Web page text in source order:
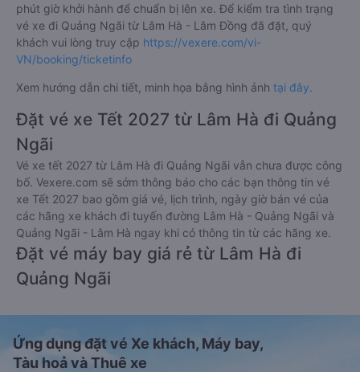
phút giờ khởi hành để chuẩn bị lên xe. Để kiểm tra tình trạng
vé xe đi Quảng Ngãi từ Lâm Hà - Lâm Đồng đã đặt, quý
khách vui lòng truy cập https://vexere.com/vi-
VN/booking/ticketinfo
Xem hướng dẫn chi tiết, minh họa bằng hình ảnh tại đây.
Đặt vé xe Tết 2027 từ Lâm Hà đi Quảng
Ngãi
Vé xe tết 2027 từ Lâm Hà đi Quảng Ngãi vẫn chưa được công
bố. Vexere.com sẽ sớm thông báo cho các bạn thông tin vé
xe Tết 2027 bao gồm giá vé, lịch trình, ngày giờ bán vé của
các hãng xe khách đi tuyến đường Lâm Hà - Quảng Ngãi và
Quảng Ngãi - Lâm Hà ngay khi có thông tin từ các hãng xe.
Đặt vé máy bay giá rẻ từ Lâm Hà đi
Quảng Ngãi
Ứng dụng đặt vé Xe khách, Máy bay,
Tàu hoả và Thuê xe